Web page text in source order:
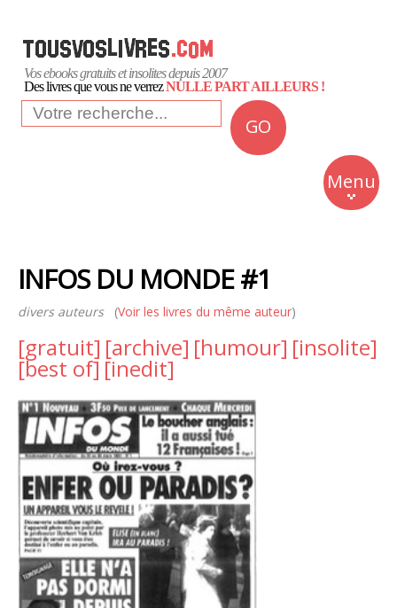
Vos ebooks gratuits et insolites depuis 2007
Des livres que vous ne verrezNULLE PART AILLEURS !
GO
Menu
Insolite
Business
Quotidien
INFOS DU MONDE #1
divers auteurs(Voir les livres du même auteur)
[gratuit] [archive] [humour] [insolite]
[best of] [inedit]